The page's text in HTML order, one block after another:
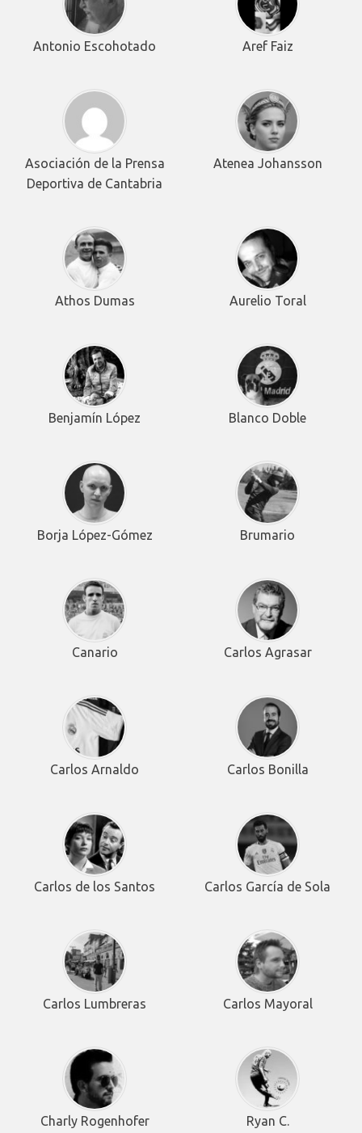
Antonio Escohotado Aref Faiz
Asociación de la Prensa
Deportiva de Cantabria
Atenea Johansson
Athos Dumas Aurelio Toral
Benjamín López Blanco Doble
Borja López-Gómez Brumario
Canario Carlos Agrasar
Carlos Arnaldo Carlos Bonilla
Carlos de los Santos Carlos García de Sola
Carlos Lumbreras Carlos Mayoral
Charly Rogenhofer Ryan C.